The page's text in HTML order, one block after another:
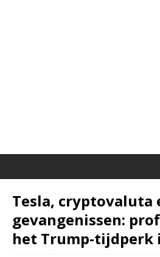
Tesla, cryptovaluta
gevangenissen:
het Trump-tijdperk